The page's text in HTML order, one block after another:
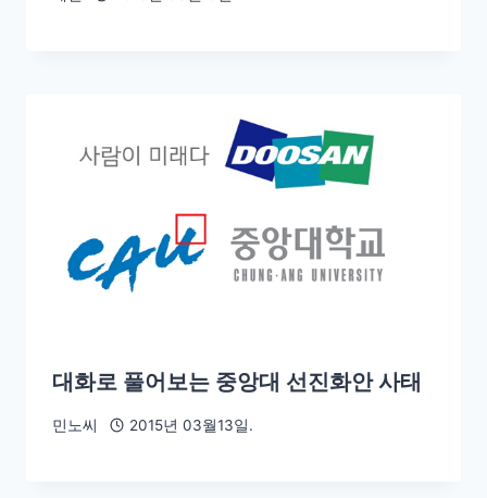
대화로 풀어보는 중앙대 선진화안 사태
민노씨 2015년 03월13일.